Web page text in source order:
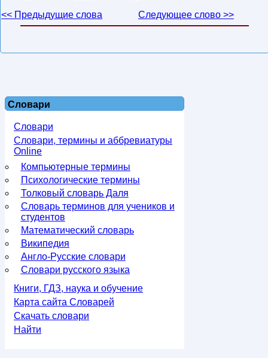
<< Предыдущие слова
Следующее слово >>
Словари
Словари
Словари, термины и аббревиатуры
Online
Компьютерные термины
Психологические термины
Толковый словарь Даля
Словарь терминов для учеников и
студентов
Математический словарь
Википедия
Англо-Русские словари
Словари русского языка
Книги, ГДЗ, наука и обучение
Карта сайта Словарей
Скачать словари
Найти